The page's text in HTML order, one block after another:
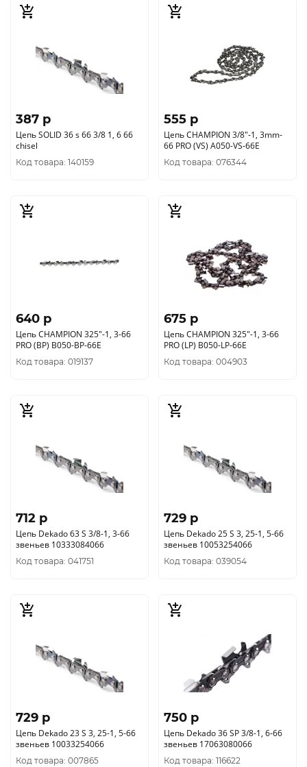
387 p
Цепь SOLID 36 s 66 3/8 1, 6 66
chisel
Код товара: 140159
555 p
Цепь CHAMPION 3/8"-1, 3mm-
66 PRO (VS) A050-VS-66E
Код товара: 076344
640 p
Цепь CHAMPION 325"-1, 3-66
PRO (BP) В050-BP-66E
Код товара: 019137
675 p
Цепь CHAMPION 325"-1, 3-66
PRO (LP) В050-LP-66E
Код товара: 004903
712 p
Цепь Dekado 63 S 3/8-1, 3-66
звеньев 10333084066
Код товара: 041751
729 p
Цепь Dekado 25 S 3, 25-1, 5-66
звеньев 10053254066
Код товара: 039054
729 p
Цепь Dekado 23 S 3, 25-1, 5-66
звеньев 10033254066
Код товара: 007865
750 p
Цепь Dekado 36 SP 3/8-1, 6-66
звеньев 17063080066
Код товара: 116622